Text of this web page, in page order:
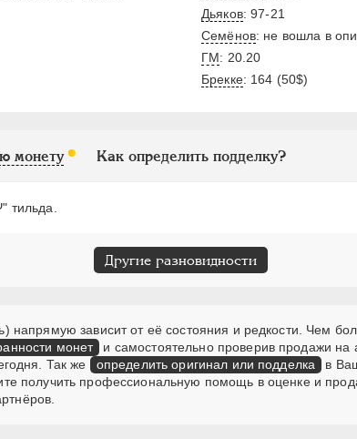
Дьяков: 97-21
Семёнов: не вошла в
ГМ: 20.20
Брекке: 164 (50$)
монету Как определить подделку?
тильда.
Другие разновидности
зависит от её состояния и редкости. Чем
монет
и самостоятельно проверив продажи
Так же
определить оригинал или подделка
в
получить профессиональную помощь в оценке и